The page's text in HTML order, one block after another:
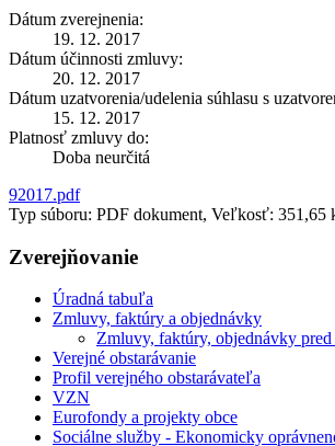
Dátum zverejnenia:
19. 12. 2017
Dátum účinnosti zmluvy:
20. 12. 2017
Dátum uzatvorenia/udelenia súhlasu s
15. 12. 2017
Platnosť zmluvy do:
Doba neurčitá
92017.pdf
Typ súboru: PDF dokument, Veľkosť: 351,65
Zverejňovanie
Úradná tabuľa
Zmluvy, faktúry a objednávky
Zmluvy, faktúry, objednávky
Verejné obstarávanie
Profil verejného obstarávateľa
VZN
Eurofondy a projekty obce
Sociálne služby - Ekonomicky